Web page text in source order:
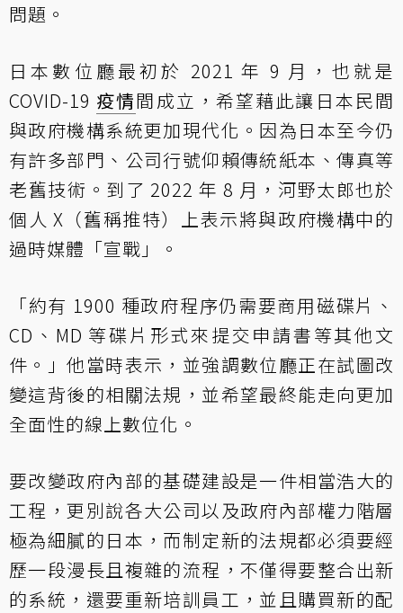
問題。
日本數位廳最初於 2021 年 9 月，也就是
COVID-19 疫情間成立，希望藉此讓日本民間
與政府機構系統更加現代化。因為日本至今仍
有許多部門、公司行號仰賴傳統紙本、傳真等
老舊技術。到了 2022 年 8 月，河野太郎也於
個人 X（舊稱推特）上表示將與政府機構中的
過時媒體「宣戰」。
「約有 1900 種政府程序仍需要商用磁碟片、
CD、MD 等碟片形式來提交申請書等其他文
件。」他當時表示，並強調數位廳正在試圖改
變這背後的相關法規，並希望最終能走向更加
全面性的線上數位化。
要改變政府內部的基礎建設是一件相當浩大的
工程，更別說各大公司以及政府內部權力階層
極為細膩的日本，而制定新的法規都必須要經
歷一段漫長且複雜的流程，不僅得要整合出新
的系統，還要重新培訓員工，並且購買新的配